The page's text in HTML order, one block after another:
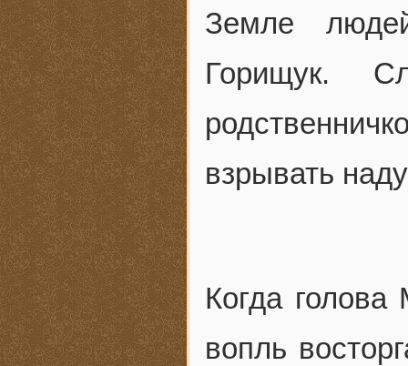
Земле
Горищук.
взрывать
Когда
вопль